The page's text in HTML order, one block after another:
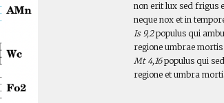
non erit lux sed frigus
neque nox et in
Is 9,2populus qui
regione umbrae
Mt 4,16populus qui
regione et umbra